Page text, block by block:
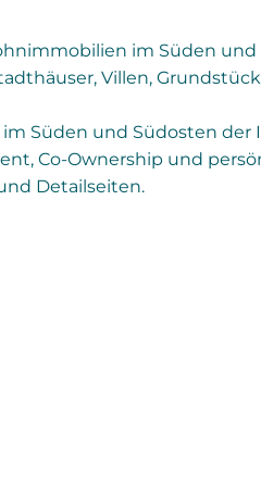
im Süden und
Villen,
Süden und Südosten
Co-Ownership und
Detailseiten.